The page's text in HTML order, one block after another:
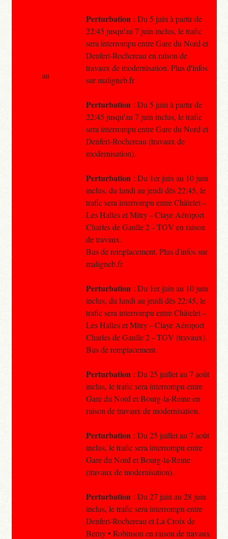
Perturbation : Du 5 juin à partir de
22:45 jusqu'au 7 juin inclus, le trafic
sera interrompu entre Gare du Nord et
Denfert-Rochereau en raison de
travaux de modernisation. Plus d'infos
sur maligneb.fr
Perturbation : Du 5 juin à partir de
22:45 jusqu'au 7 juin inclus, le trafic
sera interrompu entre Gare du Nord et
Denfert-Rochereau (travaux de
modernisation).
Perturbation : Du 1er juin au 10 juin
inclus, du lundi au jeudi dès 22:45, le
trafic sera interrompu entre Châtelet –
Les Halles et Mitry – Claye Aéroport
Charles de Gaulle 2 – TGV en raison
de travaux.
Bus de remplacement. Plus d'infos sur
maligneb.fr
Perturbation : Du 1er juin au 10 juin
inclus, du lundi au jeudi dès 22:45, le
trafic sera interrompu entre Châtelet –
Les Halles et Mitry – Claye Aéroport
Charles de Gaulle 2 – TGV (travaux).
Bus de remplacement.
Perturbation : Du 25 juillet au 7 août
inclus, le trafic sera interrompu entre
Gare du Nord et Bourg-la-Reine en
raison de travaux de modernisation.
Perturbation : Du 25 juillet au 7 août
inclus, le trafic sera interrompu entre
Gare du Nord et Bourg-la-Reine
(travaux de modernisation).
Perturbation : Du 27 juin au 28 juin
inclus, le trafic sera interrompu entre
Denfert-Rochereau et La Croix de
Berny • Robinson en raison de travaux
au